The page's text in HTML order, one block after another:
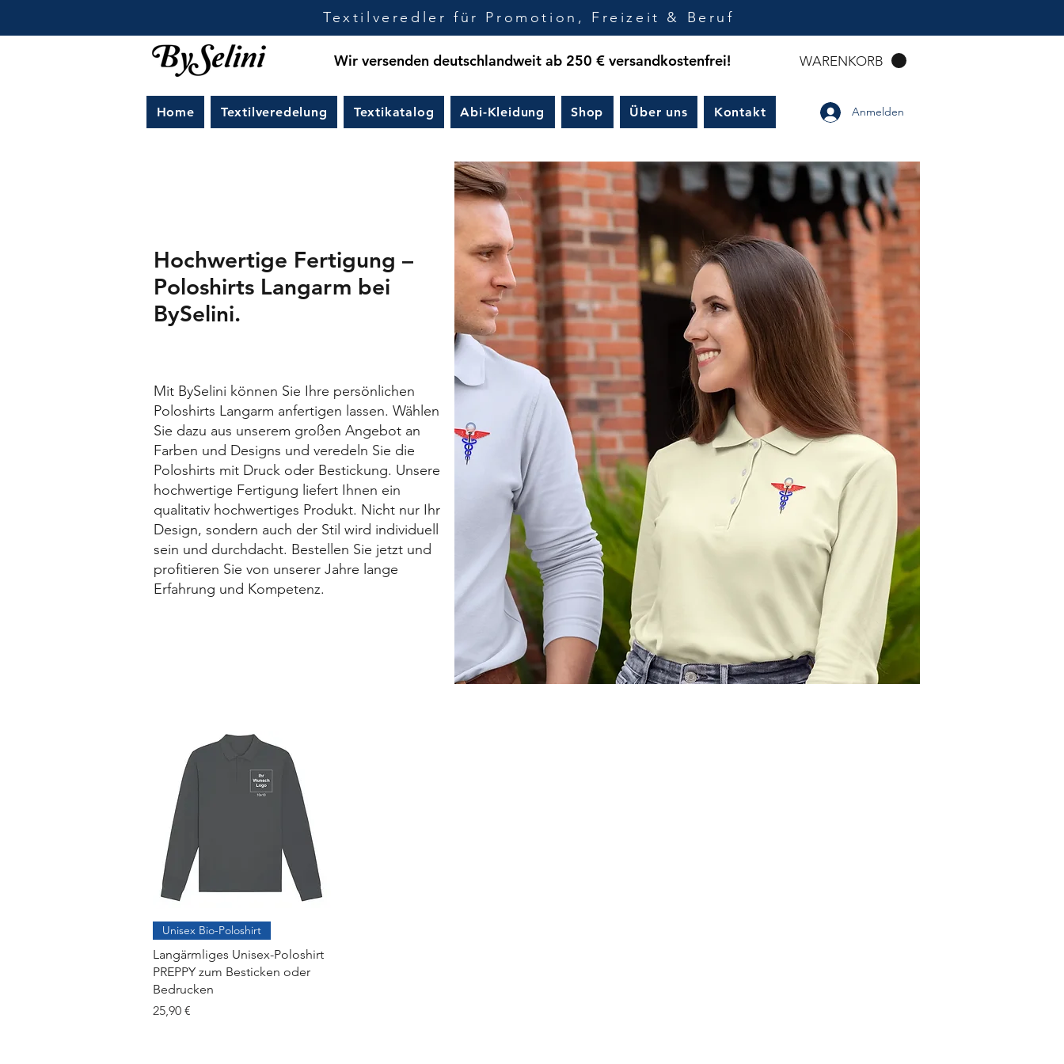
Textilveredler für Promotion, Freizeit & Beruf
Wir versenden deutschlandweit ab 250 € versandkostenfrei!
Home Textilveredelung Textikatalog Abi-Kleidung Shop Über uns Kontakt
WARENKORB
Anmelden
Hochwertige Fertigung –
Poloshirts Langarm bei
BySelini.
Mit BySelini können Sie Ihre persönlichen
Poloshirts Langarm anfertigen lassen. Wählen
Sie dazu aus unserem großen Angebot an
Farben und Designs und veredeln Sie die
Poloshirts mit Druck oder Bestickung. Unsere
hochwertige Fertigung liefert Ihnen ein
qualitativ hochwertiges Produkt. Nicht nur Ihr
Design, sondern auch der Stil wird individuell
sein und durchdacht. Bestellen Sie jetzt und
profitieren Sie von unserer Jahre lange
Erfahrung und Kompetenz.
Unisex Bio-Poloshirt
Langärmliges Unisex-Poloshirt
PREPPY zum Besticken oder
Bedrucken
Preis
25,90 €